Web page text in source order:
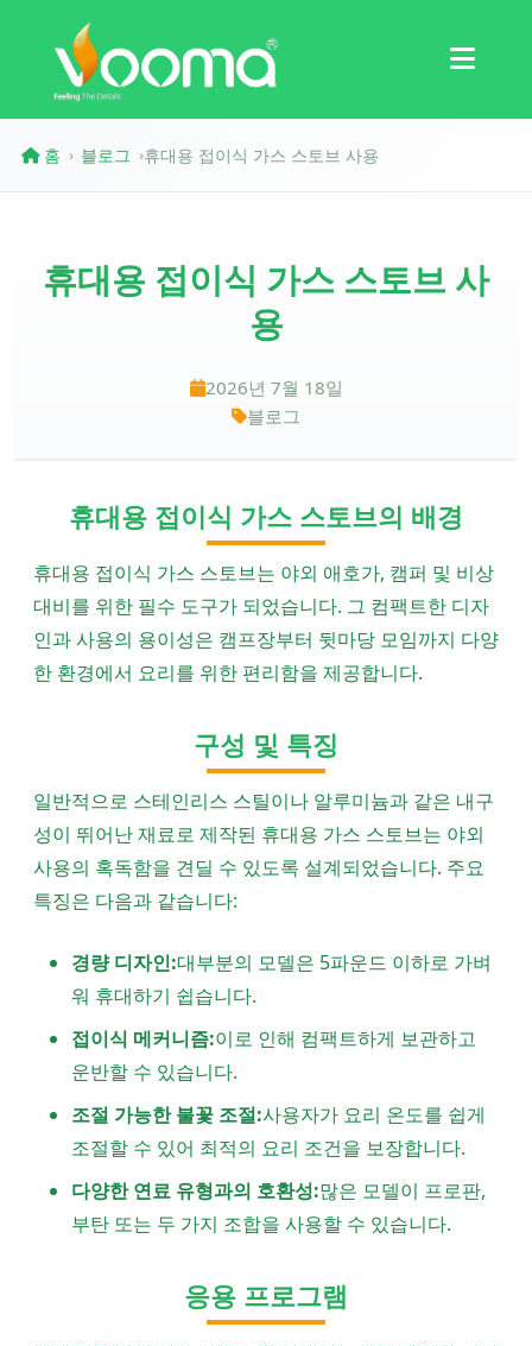
인증
사례 연구
홈 › 블로그 ›휴대용 접이식 가스 스토브 사용
휴대용 접이식 가스 스토브 사
용
2026년 7월 18일
블로그
휴대용 접이식 가스 스토브의 배경
휴대용 접이식 가스 스토브는 야외 애호가, 캠퍼 및 비상
대비를 위한 필수 도구가 되었습니다. 그 컴팩트한 디자
인과 사용의 용이성은 캠프장부터 뒷마당 모임까지 다양
한 환경에서 요리를 위한 편리함을 제공합니다.
구성 및 특징
일반적으로 스테인리스 스틸이나 알루미늄과 같은 내구
성이 뛰어난 재료로 제작된 휴대용 가스 스토브는 야외
사용의 혹독함을 견딜 수 있도록 설계되었습니다. 주요
특징은 다음과 같습니다:
경량 디자인:대부분의 모델은 5파운드 이하로 가벼
워 휴대하기 쉽습니다.
접이식 메커니즘:이로 인해 컴팩트하게 보관하고
운반할 수 있습니다.
조절 가능한 불꽃 조절:사용자가 요리 온도를 쉽게
조절할 수 있어 최적의 요리 조건을 보장합니다.
다양한 연료 유형과의 호환성:많은 모델이 프로판,
부탄 또는 두 가지 조합을 사용할 수 있습니다.
응용 프로그램